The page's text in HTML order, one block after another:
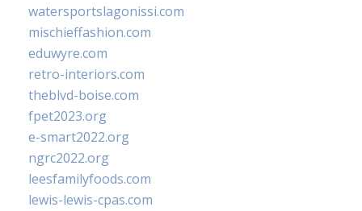
watersportslagonissi.com
mischieffashion.com
eduwyre.com
retro-interiors.com
theblvd-boise.com
fpet2023.org
e-smart2022.org
ngrc2022.org
leesfamilyfoods.com
lewis-lewis-cpas.com